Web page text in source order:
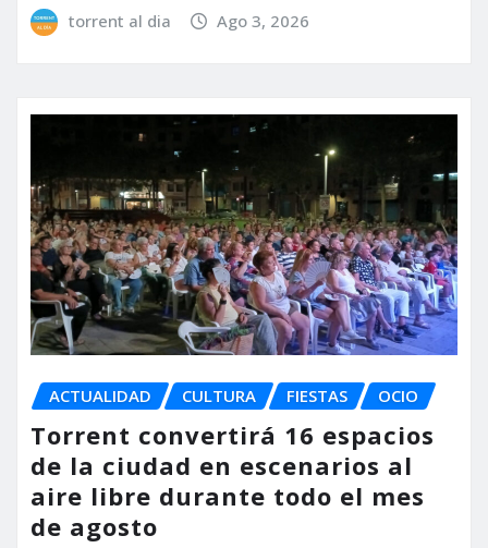
torrent al dia Ago 3, 2026
ACTUALIDAD CULTURA FIESTAS OCIO
Torrent convertirá 16 espacios
de la ciudad en escenarios al
aire libre durante todo el mes
de agosto